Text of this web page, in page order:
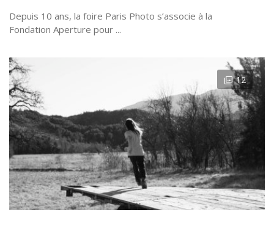
Depuis 10 ans, la foire Paris Photo s’associe à la
Fondation Aperture pour ...
12